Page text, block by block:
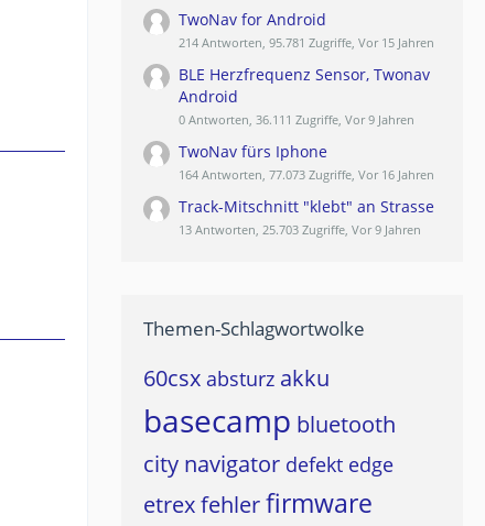
TwoNav for Android
214 Antworten, 95.781 Zugriffe, Vor 15 Jahren
BLE Herzfrequenz Sensor, Twonav
Android
0 Antworten, 36.111 Zugriffe, Vor 9 Jahren
TwoNav fürs Iphone
164 Antworten, 77.073 Zugriffe, Vor 16 Jahren
Track-Mitschnitt "klebt" an Strasse
13 Antworten, 25.703 Zugriffe, Vor 9 Jahren
Themen-Schlagwortwolke
60csx absturz akku
basecamp bluetooth
city navigator defekt edge
etrexfehlerfirmware